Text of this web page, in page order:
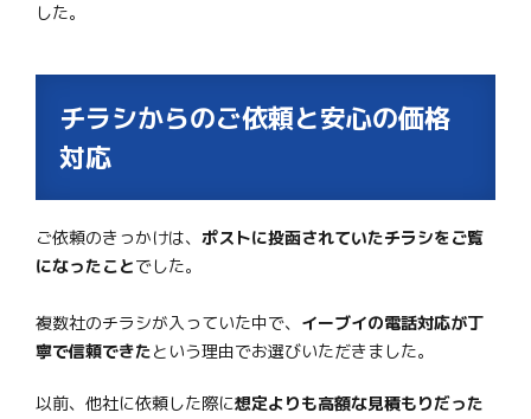
した。
チラシからのご依頼と安心の価格
対応
ご依頼のきっかけは、 ポストに投函されていたチラシをご覧
になったことでした。
複数社のチラシが入っていた中で、 イーブイの電話対応が丁
寧で信頼できたという理由でお選びいただきました。
以前、他社に依頼した際に想定よりも高額な見積もりだった